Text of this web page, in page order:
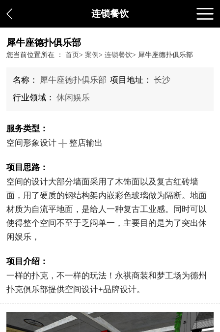
连锁餐饮
犀牛座德扑俱乐部
您当前位置所在 ：首页>案例>连锁餐饮> 犀牛座德扑俱乐部
名称： 犀牛座德扑俱乐部 项目地址： 长沙
行业领域： 休闲娱乐
服务类型：
空间形象设计
整店输出
项目思路：
空间的设计大部分墙面采用了木饰面以及复古红砖墙
面，用了硬质的钢结构架内嵌彩色玻璃做为隔断。地面
材质为自流平地面，是给人一种复古工业感。同时可以
使得整个空间不至于乏闷单一，主要目的是为了突出休
闲娱乐，
项目介绍：
一样的扑克，不一样的玩法！永祺商装和梦工场为德州
扑克俱乐部提供空间设计+品牌设计。